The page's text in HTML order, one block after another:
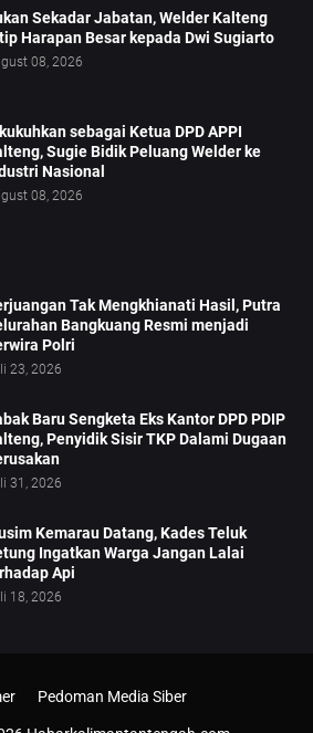
Sekadar Jabatan, Welder Kalteng
Harapan Besar kepada Dwi Sugiarto
08, 2026
sebagai Ketua DPD APPI
Sugie Bidik Peluang Welder ke
Nasional
08, 2026
Tak Mengkhianati Hasil, Putra
Bangkuang Resmi menjadi
Polri
23, 2026
Baru Sengketa Eks Kantor DPD PDIP
Penyidik Sisir TKP Dalami Dugaan
31, 2026
Kemarau Datang, Kades Teluk
Ingatkan Warga Jangan Lalai
Api
18, 2026
Pedoman Media Siber